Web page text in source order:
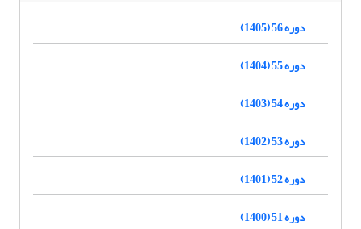
دوره 56 (1405)
دوره 55 (1404)
دوره 54 (1403)
دوره 53 (1402)
دوره 52 (1401)
دوره 51 (1400)